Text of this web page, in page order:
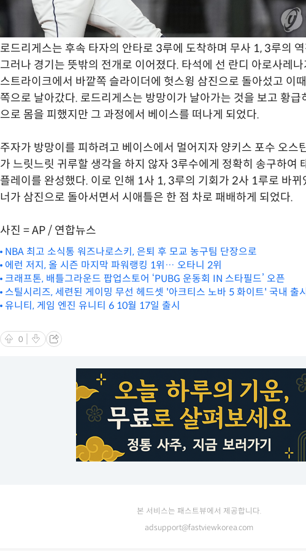
로드리게스는 후속 타자의 안타로 3루에 도착하며 무사 1, 3루의
그러나 경기는 뜻밖의 전개로 이어졌다. 타석에 선 란디 아로사레
스트라이크에서 바깥쪽 슬라이더에 헛스윙 삼진으로 돌아섰고 이
쪽으로 날아갔다. 로드리게스는 방망이가 날아가는 것을 보고 황급
으로 몸을 피했지만 그 과정에서 베이스를 떠나게 되었다.
주자가 방망이를 피하려고 베이스에서 멀어지자 양키스 포수 오스
가 느릿느릿 귀루할 생각을 하지 않자 3루수에게 정확히 송구하여
플레이를 완성했다. 이로 인해 1사 1, 3루의 기회가 2사 1루로 바뀌
너가 삼진으로 돌아서면서 시애틀은 한 점 차로 패배하게 되었다.
사진 = AP / 연합뉴스
NBA 최고 소식통 워즈나로스키, 은퇴 후 모교 농구팀 단장으로
에런 저지, 올 시즌 마지막 파워랭킹 1위… 오타니 2위
크래프톤, 배틀그라운드 팝업스토어 ‘PUBG 운동회 IN 스타필드’ 오픈
스틸시리즈, 세련된 게이밍 무선 헤드셋 '아크티스 노바 5 화이트' 국내 출시
유니티, 게임 엔진 유니티 6 10월 17일 출시
0
본 서비스는 패스트뷰에서 제공합니다.
adsupport@fastviewkorea.com